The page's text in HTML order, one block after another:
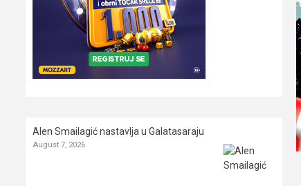
Alen Smailagić nastavlja u Galatasaraju
August 7, 2026